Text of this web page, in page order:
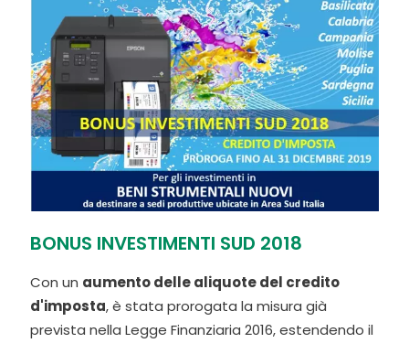
BONUS INVESTIMENTI SUD 2018
Con un aumento delle aliquote del credito
d'imposta, è stata prorogata la misura già
prevista nella Legge Finanziaria 2016, estendendo il